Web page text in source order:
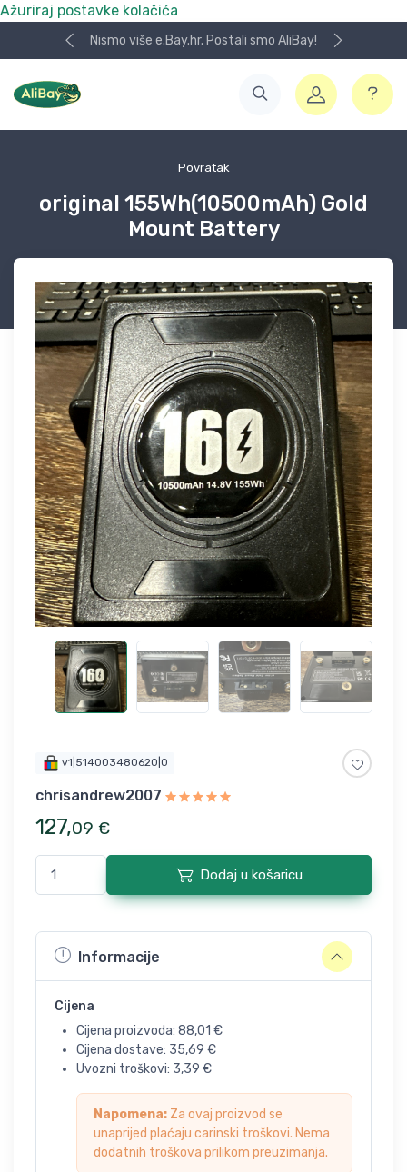
Ažuriraj postavke kolačića
Nismo više e.Bay.hr. Postali smo AliBay!
Povratak
original 155Wh(10500mAh) Gold
Mount Battery
v1|514003480620|0
chrisandrew2007
127,09 €
Dodaj u košaricu
Informacije
Cijena
Cijena proizvoda: 88,01 €
Cijena dostave: 35,69 €
Uvozni troškovi: 3,39 €
Napomena: Za ovaj proizvod se
unaprijed plaćaju carinski troškovi. Nema
dodatnih troškova prilikom preuzimanja.